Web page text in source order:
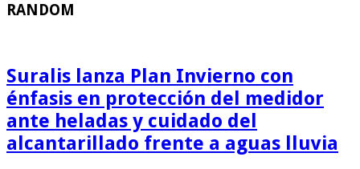
RANDOM
Suralis lanza Plan Invierno con
énfasis en protección del medidor
ante heladas y cuidado del
alcantarillado frente a aguas lluvia